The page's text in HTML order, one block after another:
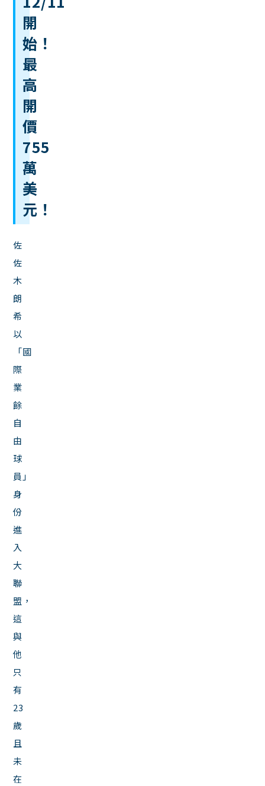
開
始！
最
高
開
價
755
萬
美
元！
佐
佐
木
朗
希
以
「國
際
業
餘
自
由
球
員」
身
份
進
入
大
聯
盟，
這
與
他
只
有
23
歲
且
未
在